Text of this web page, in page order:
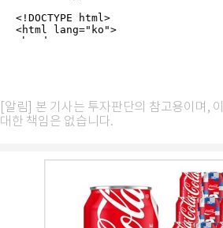
[알림] 본 기사는 투자판단의 참고용이며,
대한 책임은 없습니다.